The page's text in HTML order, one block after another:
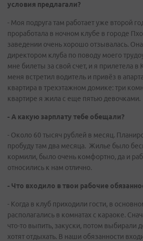
условия предлагали?
- Моя подруга там работает уже второй
проработала в ночном клубе в городе
заведении очень хорошо отзывалась. Она
директором клуба по поводу моего
мне билеты за свой счет, и я прилетела
меня встретил водитель и привёз в
квартира в трехэтажном домике: три
квартире я жила с еще пятью девочками.
- А какую зарплату тебе обещали?
- Около 60 тысяч рублей в месяц.
пробуду там два месяца. Жилье было
кормили, было очень комфортно, да и
относились к нам отлично.
- Что входило в твои рабочие
- Когда в клуб приходили гости, в
располагались в комнатах с караоке.
что-то выпить, закуски, потом выбирали
хотят отдыхать. В наши обязанности